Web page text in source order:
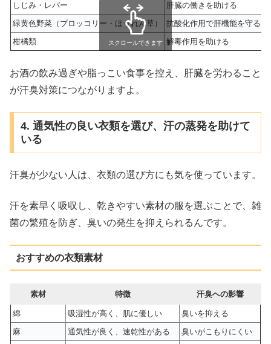
しじみ・レバー
肝臓の働きを助ける
緑黄色野菜（ブロッコリー・ほうれん草）
抗酸化作用で肝機能を守る
柑橘類
解毒作用を助ける
スクロールできます
お酒の飲み過ぎや脂っこい食事を控え、肝臓を労わること
が汗臭対策につながりますよ。
4. 通気性の良い衣類を選び、汗の蒸発を助けて
いる
汗臭が少ない人は、衣類の選び方にも気を使っています。
汗を素早く吸収し、乾きやすい素材の服を選ぶことで、雑
菌の繁殖を防ぎ、臭いの発生を抑えられるんです。
おすすめの衣類素材
素材 特徴 汗臭への影響
綿 吸湿性が高く、肌に優しい
臭いを抑える
麻
通気性が良く、速乾性がある
臭いがこもりにくい